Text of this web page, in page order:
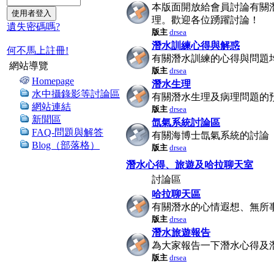
遺失密碼嗎?
何不馬上註冊!
網站導覽
Homepage
水中攝錄影等討論區
網站連結
新聞區
FAQ-問題與解答
Blog（部落格）
本版面開放給會員討論有關
理。歡迎各位踴躍討論！
版主 drsea
潛水訓練心得與解惑
有關潛水訓練的心得與問題
版主 drsea
潛水生理
有關潛水生理及病理問題的
版主 drsea
氙氣系統討論區
有關海博士氙氣系統的討論
版主 drsea
潛水心得、旅遊及哈拉聊天室
討論區
哈拉聊天區
有關潛水的心情遐想、無所
版主 drsea
潛水旅遊報告
為大家報告一下潛水心得及
版主 drsea